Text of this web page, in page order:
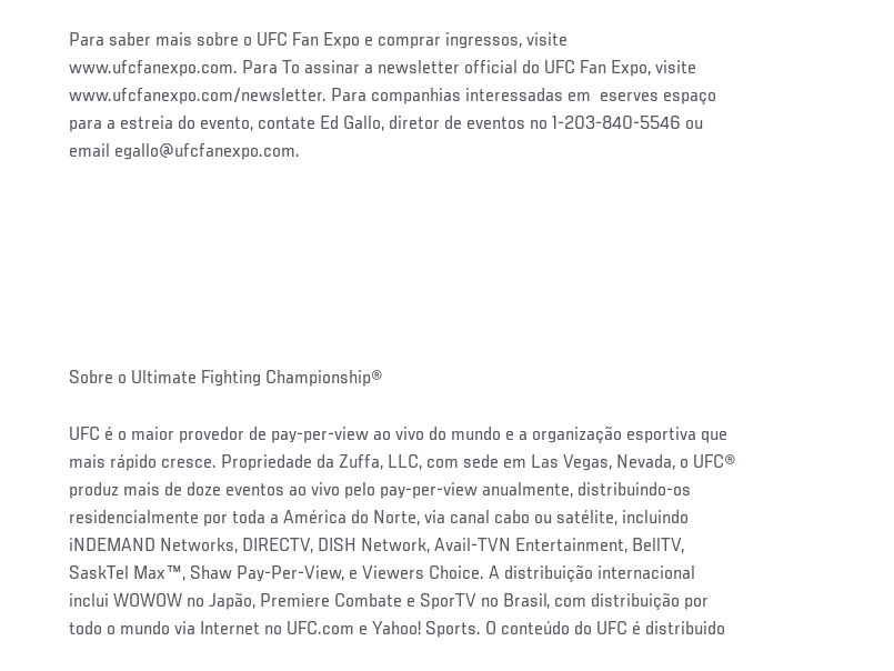
Para saber mais sobre o UFC Fan Expo e comprar ingressos, visite
www.ufcfanexpo.com. Para To assinar a newsletter official do UFC Fan Expo, visite
www.ufcfanexpo.com/newsletter. Para companhias interessadas em eserves espaço
para a estreia do evento, contate Ed Gallo, diretor de eventos no 1-203-840-5546 ou
email egallo@ufcfanexpo.com.
Sobre o Ultimate Fighting Championship®
UFC é o maior provedor de pay-per-view ao vivo do mundo e a organização esportiva que
mais rápido cresce. Propriedade da Zuffa, LLC, com sede em Las Vegas, Nevada, o UFC®
produz mais de doze eventos ao vivo pelo pay-per-view anualmente, distribuindo-os
residencialmente por toda a América do Norte, via canal cabo ou satélite, incluindo
iNDEMAND Networks, DIRECTV, DISH Network, Avail-TVN Entertainment, BellTV,
SaskTel Max™, Shaw Pay-Per-View, e Viewers Choice. A distribuição internacional
inclui WOWOW no Japão, Premiere Combate e SporTV no Brasil, com distribuição por
todo o mundo via Internet no UFC.com e Yahoo! Sports. O conteúdo do UFC é distribuido